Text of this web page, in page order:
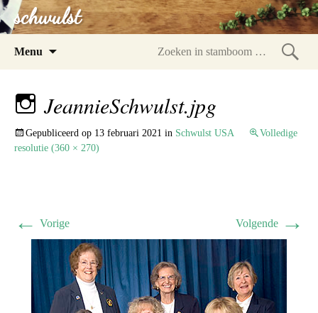
schwulst
Menu
JeannieSchwulst.jpg
Gepubliceerd op 13 februari 2021 in Schwulst USA
Volledige
resolutie (360 × 270)
← Vorige Volgende →